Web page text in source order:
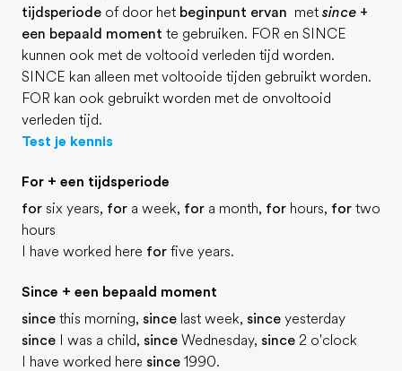
Over ons
Wie wij zijn
Careers
Kom bij ons team
tijdsperiode of door het beginpunt ervan met since +
een bepaald moment te gebruiken. FOR en SINCE
kunnen ook met de voltooid verleden tijd worden.
SINCE kan alleen met voltooide tijden gebruikt worden.
FOR kan ook gebruikt worden met de onvoltooid
verleden tijd.
Test je kennis
For + een tijdsperiode
for six years, for a week, for a month, for hours, for two
hours
I have worked here for five years.
Since + een bepaald moment
since this morning, since last week, since yesterday
since I was a child, since Wednesday, since 2 o'clock
I have worked here since 1990.